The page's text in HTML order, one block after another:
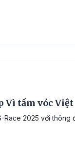
Vì tầm vóc Việt
2025 với thông